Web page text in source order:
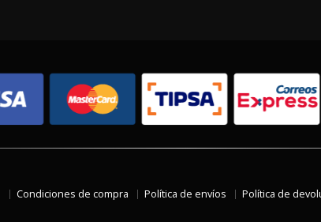
Condiciones de compra Política de envíos Política de